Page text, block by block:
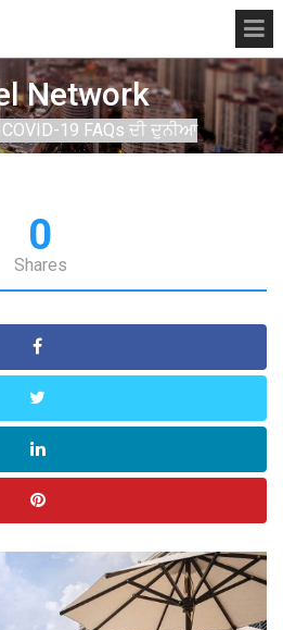
Network
19 FAQs ਦੀ ਦੁਨੀਆ
0
Shares